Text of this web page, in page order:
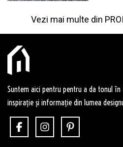
Vezi mai multe din
Suntem aici pentru pentru a da tonul
inspirație și informație din lumea